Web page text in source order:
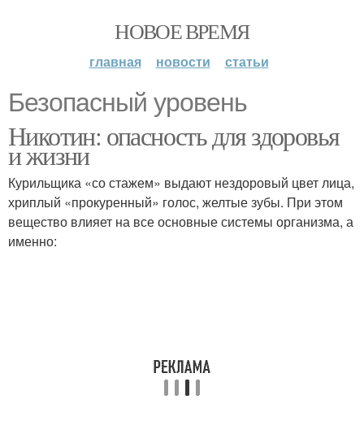
НОВОЕ ВРЕМЯ
главная новости статьи
Безопасный уровень
Никотин: опасность для здоровья
и жизни
Курильщика «со стажем» выдают нездоровый цвет лица,
хриплый «прокуренный» голос, желтые зубы. При этом
вещество влияет на все основные системы организма, а
именно: